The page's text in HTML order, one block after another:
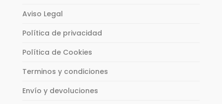
Aviso Legal
Política de privacidad
Política de Cookies
Terminos y condiciones
Envío y devoluciones